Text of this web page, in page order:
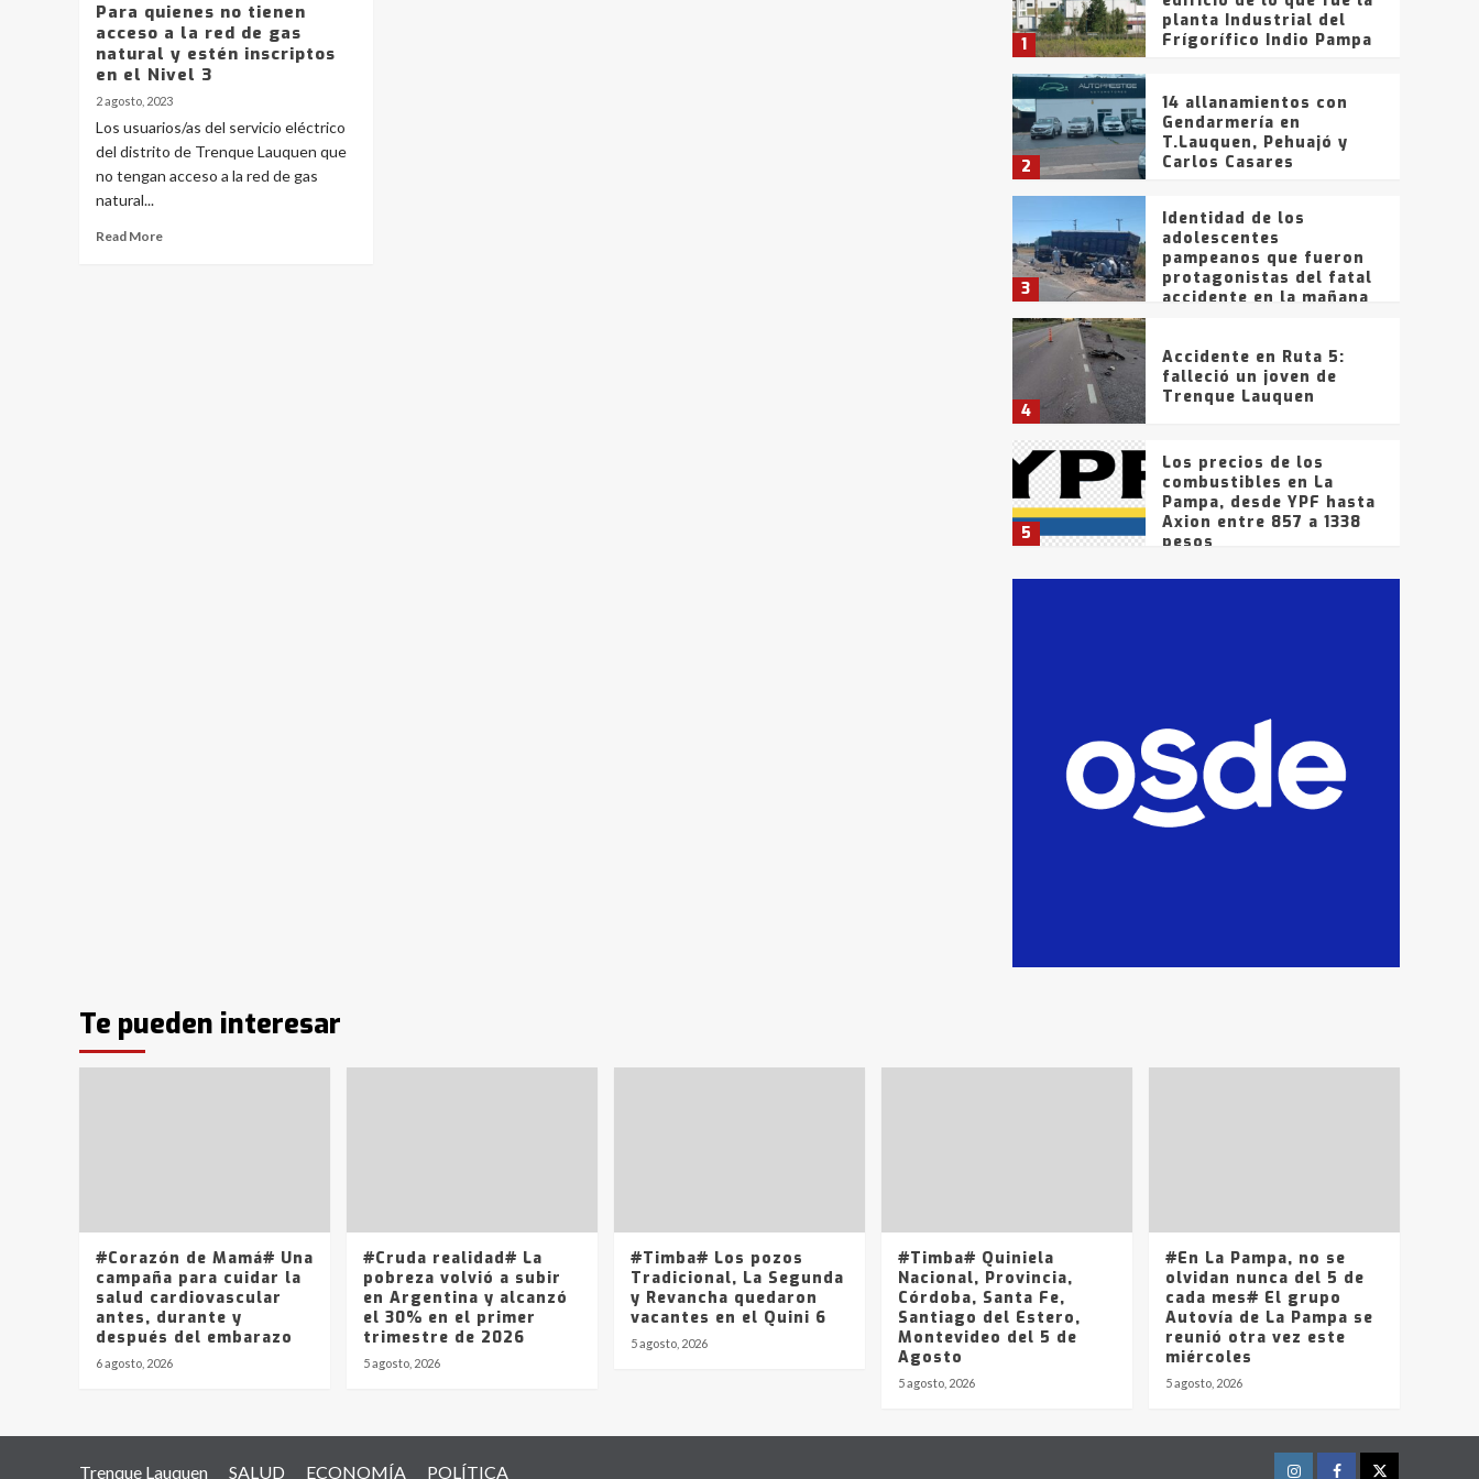
Para quienes no tienen
acceso a la red de gas
natural y estén inscriptos
en el Nivel 3
2 agosto, 2023
Los usuarios/as del servicio eléctrico
del distrito de Trenque Lauquen que
no tengan acceso a la red de gas
natural...
Read More
1
planta Industrial del
Frígorífico Indio Pampa
2
14 allanamientos con
Gendarmería en
T.Lauquen, Pehuajó y
Carlos Casares
3
Identidad de los
adolescentes
pampeanos que fueron
protagonistas del fatal
accidente en la mañana
4
Accidente en Ruta 5:
falleció un joven de
Trenque Lauquen
5
Los precios de los
combustibles en La
Pampa, desde YPF hasta
Axion entre 857 a 1338
pesos
La Bolsa de Cereales de
que intentaron evadir a
la Policía fueron
detenidos por
comercialización de
drogas en la tarde del
sábado
Identidad de los
4
falleció un joven de
Trenque Lauquen
Los precios de los
combustibles en La
Pampa, desde YPF hasta
Axion entre 857 a 1338
pesos
Te pueden interesar
#Corazón de Mamá# Una
campaña para cuidar la
salud cardiovascular
antes, durante y
después del embarazo
6 agosto, 2026
#Cruda realidad# La
pobreza volvió a subir
en Argentina y alcanzó
el 30% en el primer
trimestre de 2026
5 agosto, 2026
#Timba# Los pozos
Tradicional, La Segunda
y Revancha quedaron
vacantes en el Quini 6
5 agosto, 2026
#Timba# Quiniela
Nacional, Provincia,
Córdoba, Santa Fe,
Santiago del Estero,
Montevideo del 5 de
Agosto
5 agosto, 2026
#En La Pampa, no se
olvidan nunca del 5 de
cada mes# El grupo
Autovía de La Pampa se
reunió otra vez este
miércoles
5 agosto, 2026
Trenque Lauquen SALUD ECONOMÍA POLÍTICA